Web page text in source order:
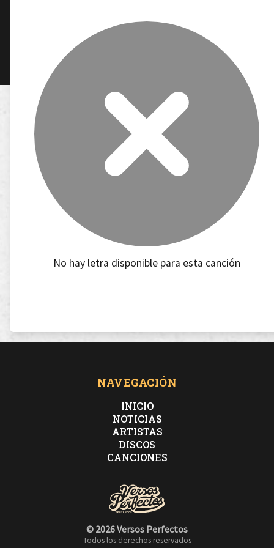
No hay letra disponible para esta canción
NAVEGACIÓN
INICIO
NOTICIAS
ARTISTAS
DISCOS
CANCIONES
© 2026 Versos Perfectos
Todos los derechos reservados